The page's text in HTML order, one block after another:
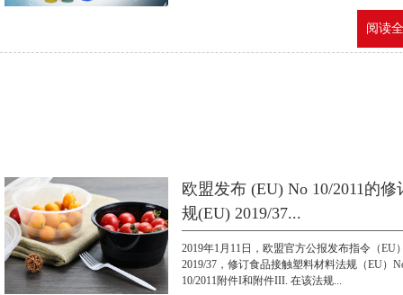
阅读
欧盟发布 (EU) No 10/2011的修
规(EU) 2019/37...
2019年1月11日，欧盟官方公报发布指令（EU
2019/37，修订食品接触塑料材料法规（EU）
10/2011附件I和附件III. 在该法规...